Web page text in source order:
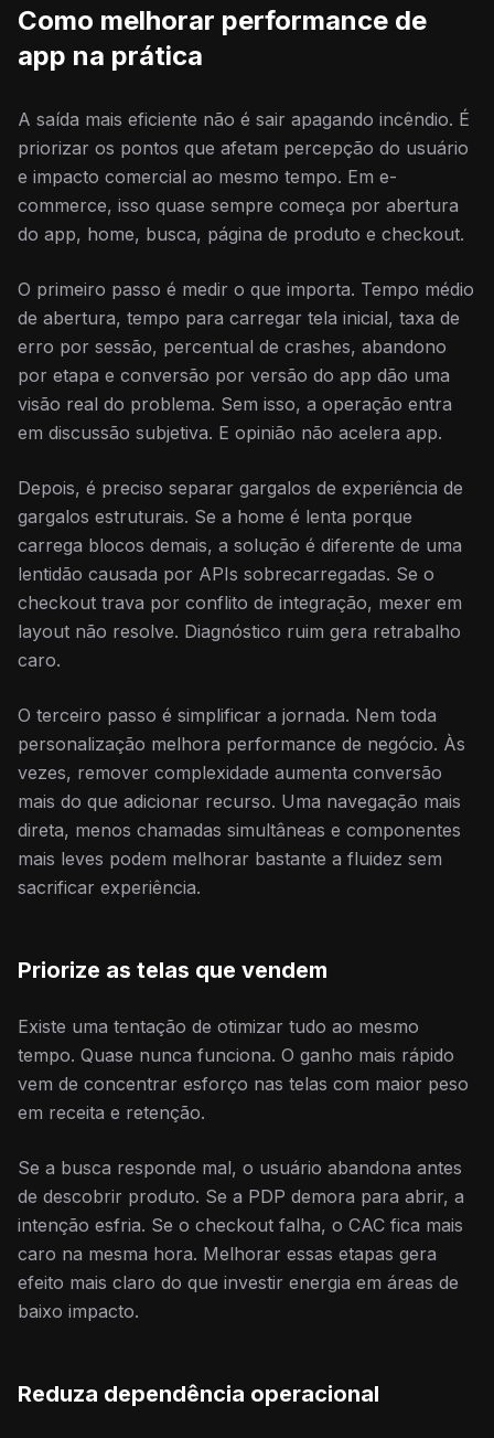
Como melhorar performance de
app na prática
A saída mais eficiente não é sair apagando incêndio. É
priorizar os pontos que afetam percepção do usuário
e impacto comercial ao mesmo tempo. Em e-
commerce, isso quase sempre começa por abertura
do app, home, busca, página de produto e checkout.
O primeiro passo é medir o que importa. Tempo médio
de abertura, tempo para carregar tela inicial, taxa de
erro por sessão, percentual de crashes, abandono
por etapa e conversão por versão do app dão uma
visão real do problema. Sem isso, a operação entra
em discussão subjetiva. E opinião não acelera app.
Depois, é preciso separar gargalos de experiência de
gargalos estruturais. Se a home é lenta porque
carrega blocos demais, a solução é diferente de uma
lentidão causada por APIs sobrecarregadas. Se o
checkout trava por conflito de integração, mexer em
layout não resolve. Diagnóstico ruim gera retrabalho
caro.
O terceiro passo é simplificar a jornada. Nem toda
personalização melhora performance de negócio. Às
vezes, remover complexidade aumenta conversão
mais do que adicionar recurso. Uma navegação mais
direta, menos chamadas simultâneas e componentes
mais leves podem melhorar bastante a fluidez sem
sacrificar experiência.
Priorize as telas que vendem
Existe uma tentação de otimizar tudo ao mesmo
tempo. Quase nunca funciona. O ganho mais rápido
vem de concentrar esforço nas telas com maior peso
em receita e retenção.
Se a busca responde mal, o usuário abandona antes
de descobrir produto. Se a PDP demora para abrir, a
intenção esfria. Se o checkout falha, o CAC fica mais
caro na mesma hora. Melhorar essas etapas gera
efeito mais claro do que investir energia em áreas de
baixo impacto.
Reduza dependência operacional